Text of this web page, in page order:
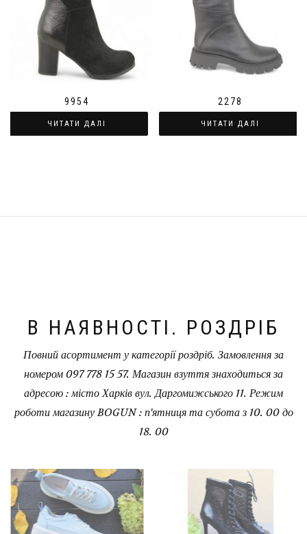
9954
ЧИТАТИ ДАЛІ
2278
ЧИТАТИ ДАЛІ
В НАЯВНОСТІ. РОЗДРІБ
Повний асортимент у категорії роздріб. Замовлення за
номером 097 778 15 57. Магазин взуття знаходиться за
адресою : місто Харків вул. Даргомижського 11. Режим
роботи магазину BOGUN : п'ятниця та субота з 10. 00 до
18. 00